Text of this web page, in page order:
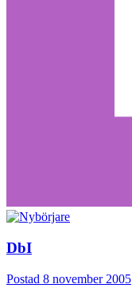
DbI
Postad 8 november 2005